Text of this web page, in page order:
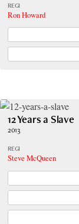
REGI
Ron Howard
12 Years a Slave
2013
REGI
Steve McQueen